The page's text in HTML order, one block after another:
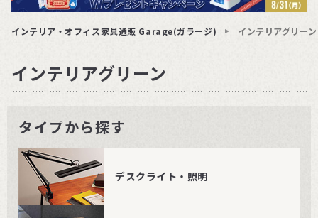
インテリア・オフィス家具通販 Garage(ガラージ) インテリアグリーン
インテリアグリーン
タイプから探す
デスクライト・照明